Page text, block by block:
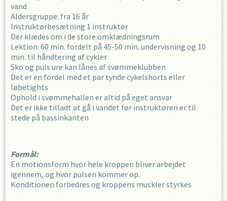
vand
Aldersgruppe: fra 16 år
Instruktørbesætning 1 instruktør
Der klædes om i de store omklædningsrum
Lektion: 60 min. fordelt på 45-50 min. undervisning og 10
min. til håndtering af cykler
Sko og puls ure kan lånes af svømmeklubben
Det er en fordel med et par tynde cykelshorts eller
løbetights
Ophold i svømmehallen er altid på eget ansvar
Det er ikke tilladt at gå i vandet før instruktøren er til
stede på bassinkanten
Formål:
En motionsform hvor hele kroppen bliver arbejdet
igennem, og hvor pulsen kommer op.
Konditionen forbedres og kroppens muskler styrkes